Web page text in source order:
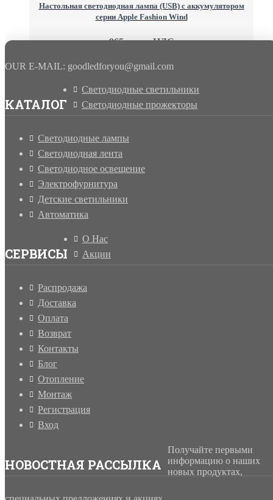
Настольная светодиодная лампа (USB) с аккумулятором
серии Apple Fashion Wind
965 грн. с НДС
OUR E-MAIL: goodledforyou@gmail.cоm
КАТАЛОГ
Светодиодные светильники
Светодиодные прожекторы
Светодиодные лампы
Светодиодная лента
Светодиодное освещение
Электрофурнитура
Детские светильники
Автоматика
СЕРВИСЫ
О Нас
Акции
Распродажа
Доставка
Оплата
Возврат
Контакты
Блог
Отопление
Монтаж
Регистрация
Вход
НОВОСТНАЯ РАССЫЛКА
Получайте первыми
информацию о наших
новых продуктах,